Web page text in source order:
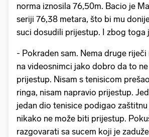
norma iznosila 76,50m. Bacio je
seriji 76,38 metara, što bi mu
suci dosudili prijestup. I zbog toga
- Pokraden sam. Nema druge
na videosnimci jako dobro da to
prijestup. Nisam s tenisicom
ringa, nisam napravio prijestup.
jedan dio tenisice podigao zaštitnu
nikako ne može biti prijestup.
razgovarati sa sucem koji je